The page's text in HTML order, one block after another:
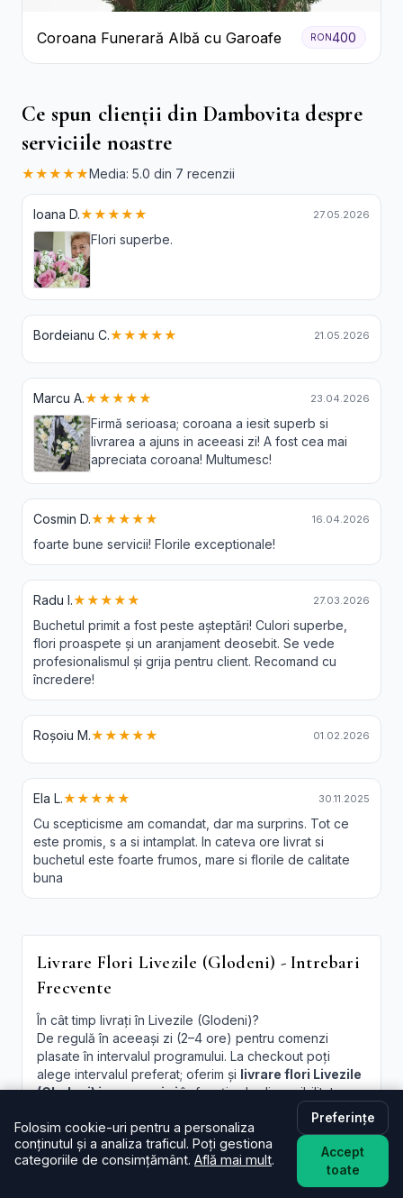
Coroana Funerară Albă cu Garoafe RON400
Ce spun clienții din Dambovita despre
serviciile noastre
★★★★★Media: 5.0 din 7 recenzii
Ioana D.★★★★★ 27.05.2026
Flori superbe.
Bordeianu C.★★★★★ 21.05.2026
Marcu A.★★★★★ 23.04.2026
Firmă serioasa; coroana a iesit superb si
livrarea a ajuns in aceeasi zi! A fost cea mai
apreciata coroana! Multumesc!
Cosmin D.★★★★★ 16.04.2026
foarte bune servicii! Florile exceptionale!
Radu I.★★★★★ 27.03.2026
Buchetul primit a fost peste așteptări! Culori superbe,
flori proaspete și un aranjament deosebit. Se vede
profesionalismul și grija pentru client. Recomand cu
încredere!
Roșoiu M.★★★★★ 01.02.2026
Ela L.★★★★★ 30.11.2025
Cu scepticisme am comandat, dar ma surprins. Tot ce
este promis, s a si intamplat. In cateva ore livrat si
buchetul este foarte frumos, mare si florile de calitate
buna
Livrare Flori Livezile (Glodeni) - Intrebari
Frecvente
În cât timp livrați în Livezile (Glodeni)?
De regulă în aceeași zi (2–4 ore) pentru comenzi
plasate în intervalul programului. La checkout poți
alege intervalul preferat; oferim și livrare flori Livezile
(Glodeni) in aceeasi ziîn funcție de disponibilitate.
Este livrarea de flori la domiciliu în Livezile (Glodeni)
disponibilă și sâmbăta?
Da, în majoritatea cazurilor livrăm și sâmbăta. În
perioade aglomerate pot exista sloturi limitate, afișate
Folosim cookie-uri pentru a personaliza
conținutul și a analiza traficul. Poți gestiona
categoriile de consimțământ. Află mai mult.
Preferințe
Accept
toate